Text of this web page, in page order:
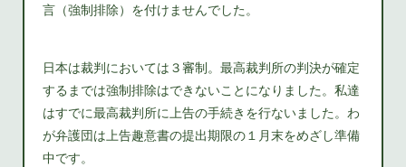
言（強制排除）を付けませんでした。
日本は裁判においては３審制。最高裁判所の判決が確定
するまでは強制排除はできないことになりました。私達
はすでに最高裁判所に上告の手続きを行ないました。わ
が弁護団は上告趣意書の提出期限の１月末をめざし準備
中です。